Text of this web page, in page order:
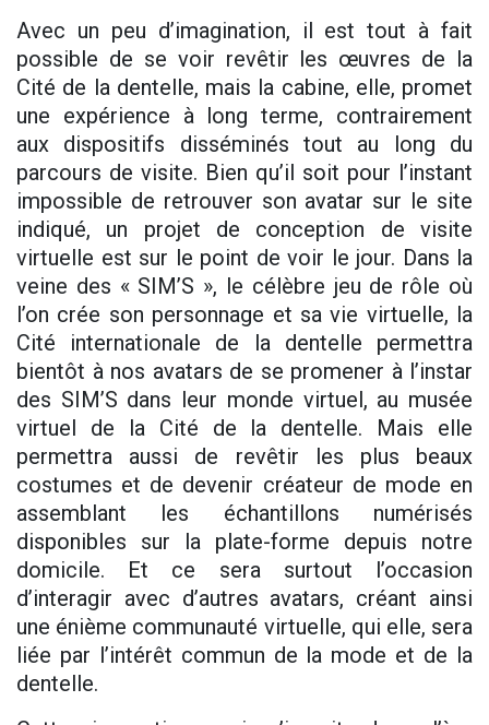
Avec un peu d’imagination, il est tout à fait
possible de se voir revêtir les œuvres de la
Cité de la dentelle, mais la cabine, elle, promet
une expérience à long terme, contrairement
aux dispositifs disséminés tout au long du
parcours de visite. Bien qu’il soit pour l’instant
impossible de retrouver son avatar sur le site
indiqué, un projet de conception de visite
virtuelle est sur le point de voir le jour. Dans la
veine des « SIM’S », le célèbre jeu de rôle où
l’on crée son personnage et sa vie virtuelle, la
Cité internationale de la dentelle permettra
bientôt à nos avatars de se promener à l’instar
des SIM’S dans leur monde virtuel, au musée
virtuel de la Cité de la dentelle. Mais elle
permettra aussi de revêtir les plus beaux
costumes et de devenir créateur de mode en
assemblant les échantillons numérisés
disponibles sur la plate-forme depuis notre
domicile. Et ce sera surtout l’occasion
d’interagir avec d’autres avatars, créant ainsi
une énième communauté virtuelle, qui elle, sera
liée par l’intérêt commun de la mode et de la
dentelle.